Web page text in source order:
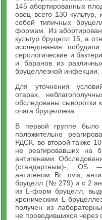
145 абортированных
овец всего 130 культур,
собой типичных
формам. Из
культур бруцелл 15, а
исследования
серологические и
и баранов из
бруцеллезной инфекции.
Для уточнения
отарах,
обследованы сыворотки
очага бруцеллеза.
В первой группе было
положительно
РДСК, во второй также
не реагировавших на
антигенами.
(стандартным)-, OS
антигеном Br. ovis,
бруцелл (№ 279) и с 2
из L-форм бруцелл,
хроническим L-
получен из
не проводившихся через